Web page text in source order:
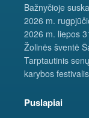
Bažnyčioje
2026 m.
2026 m. liepos
Žolinės šventė
Tarptautinis
karybos
Puslapiai